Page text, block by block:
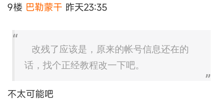
9楼 巴勒蒙干 昨天23:35
改残了应该是，原来的帐号信息还在的
话，找个正经教程改一下吧。
不太可能吧